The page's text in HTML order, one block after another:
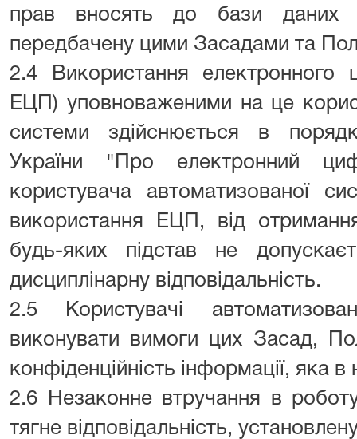
прав вносять до бази даних
передбачену цими Засадами та
2.4 Використання електронного
ЕЦП) уповноваженими на це
системи здійснюється в
України "Про електронний
користувача автоматизованої
використання ЕЦП, від
будь-яких підстав не
дисциплінарну відповідальність.
2.5 Користувачі
виконувати вимоги цих Засад,
конфіденційність інформації, яка в
2.6 Незаконне втручання в
тягне відповідальність,